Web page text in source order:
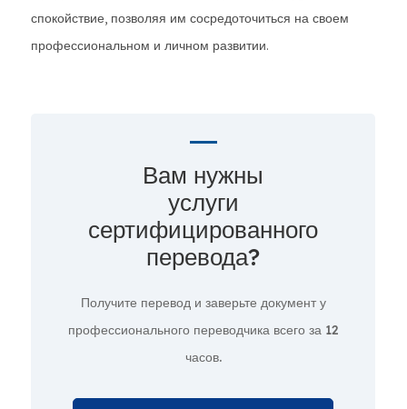
спокойствие, позволяя им сосредоточиться на своем
профессиональном и личном развитии.
Вам нужны
услуги
сертифицированного
перевода?
Получите перевод и заверьте документ у
профессионального переводчика всего за 12
часов.